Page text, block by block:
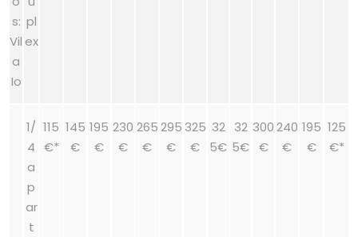
s:
Vil
a
Io
pl
ex
1/
4
a
p
ar
t
115
€*
145
€
195
€
230
€
265
€
295
€
325
€
32
5€
32
5€
300
€
240
€
195
€
125
€*